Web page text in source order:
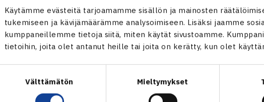
Käytämme evästeitä tarjoamamme sisällön ja mainosten
tukemiseen ja kävijämäärämme analysoimiseen. Lisäksi jaamme
kumppaneillemme tietoja siitä, miten käytät sivustoamme.
tietoihin, joita olet antanut heille tai joita on kerätty, kun olet
Välttämätön Mieltymykset